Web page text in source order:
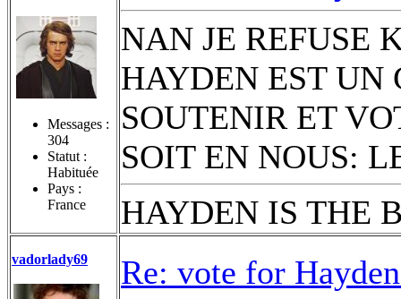
Messages :
304
Statut :
Habituée
Pays :
France
NAN JE REFUSE
HAYDEN EST
SOUTENIR ET
SOIT EN NOUS:
HAYDEN IS THE
vadorlady69
Re: vote for